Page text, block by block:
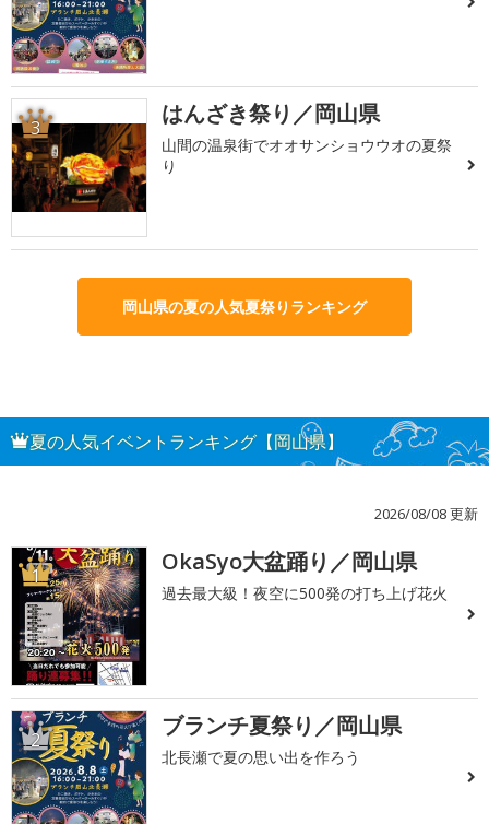
3 はんざき祭り／岡山県
山間の温泉街でオオサンショウウオの夏祭
り
岡山県の夏の人気夏祭りランキング
夏の人気イベントランキング【岡山県】
2026/08/08 更新
1 OkaSyo大盆踊り／岡山県
過去最大級！夜空に500発の打ち上げ花火
2 ブランチ夏祭り／岡山県
北長瀬で夏の思い出を作ろう